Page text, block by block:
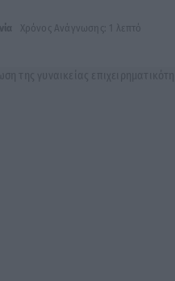
Χρόνος Ανάγνωσης: 1 λεπτό